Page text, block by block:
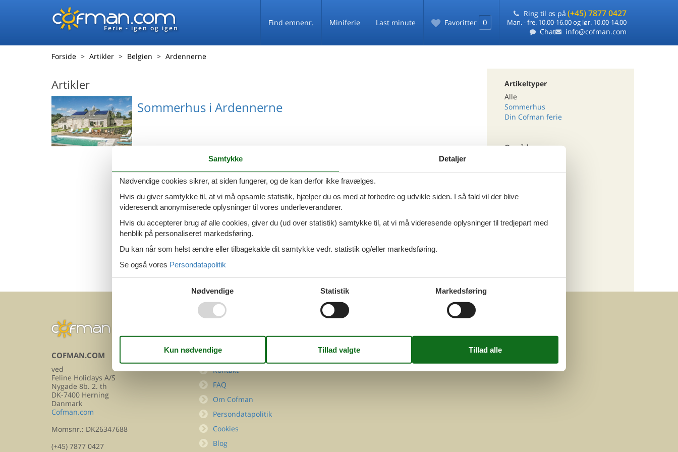
Ferie - igen og igen
Find emnenr. Miniferie Last minute Favoritter 0
Ring til os på (+45) 7877 0427
Man. - fre. 10.00-16.00 og lør. 10.00-14.00
Chat info@cofman.com
Forside Artikler Belgien Ardennerne
Artikler
Sommerhus i Ardennerne
Last minute sommerhuse Ardennerne
Artikeltyper
Alle
Sommerhus
Din Cofman ferie
Område
Belgien
Alle
Alle
COFMAN.COM
ved
Feline Holidays A/S
Nygade 8b. 2. th
DK-7400 Herning
Danmark
Cofman.com
Momsnr.: DK26347688
(+45) 7877 0427
INFORMATION
Kontakt
FAQ
Om Cofman
Persondatapolitik
Cookies
Blog
Facebook Instagram
Samtykke Detaljer
Nødvendige cookies sikrer, at siden fungerer, og de kan derfor ikke fravælges.
Hvis du giver samtykke til, at vi må opsamle statistik, hjælper du os med at forbedre og udvikle siden. I så fald vil der blive
videresendt anonymiserede oplysninger til vores underleverandører.
Hvis du accepterer brug af alle cookies, giver du (ud over statistik) samtykke til, at vi må videresende oplysninger til tredjepart med
henblik på personaliseret markedsføring.
Du kan når som helst ændre eller tilbagekalde dit samtykke vedr. statistik og/eller markedsføring.
Se også vores Persondatapolitik
Nødvendige Statistik Markedsføring